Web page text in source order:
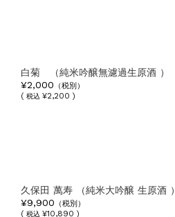
白菊 （純米吟醸無濾過生原酒 ）
¥2,000 （税別）
( 税込 ¥2,200 )
久保田 萬寿 （純米大吟醸 生原酒 ）
¥9,900 （税別）
( 税込 ¥10,890 )